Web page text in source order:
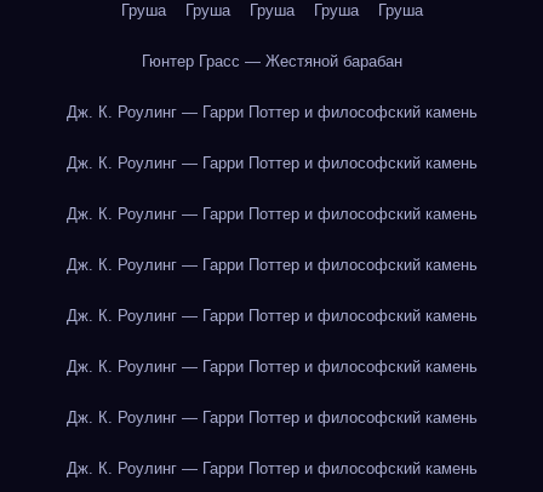
Груша Груша Груша Груша Груша
Гюнтер Грасс — Жестяной барабан
Дж. К. Роулинг — Гарри Поттер и философский камень
Дж. К. Роулинг — Гарри Поттер и философский камень
Дж. К. Роулинг — Гарри Поттер и философский камень
Дж. К. Роулинг — Гарри Поттер и философский камень
Дж. К. Роулинг — Гарри Поттер и философский камень
Дж. К. Роулинг — Гарри Поттер и философский камень
Дж. К. Роулинг — Гарри Поттер и философский камень
Дж. К. Роулинг — Гарри Поттер и философский камень